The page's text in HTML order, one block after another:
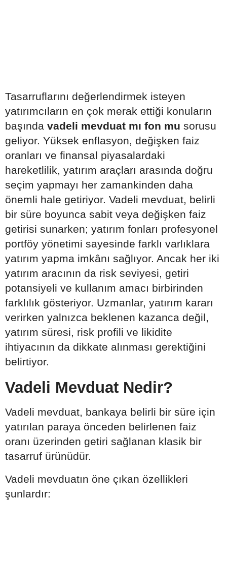
Tasarruflarını değerlendirmek isteyen
yatırımcıların en çok merak ettiği konuların
başında vadeli mevduat mı fon mu sorusu
geliyor. Yüksek enflasyon, değişken faiz
oranları ve finansal piyasalardaki
hareketlilik, yatırım araçları arasında doğru
seçim yapmayı her zamankinden daha
önemli hale getiriyor. Vadeli mevduat, belirli
bir süre boyunca sabit veya değişken faiz
getirisi sunarken; yatırım fonları profesyonel
portföy yönetimi sayesinde farklı varlıklara
yatırım yapma imkânı sağlıyor. Ancak her iki
yatırım aracının da risk seviyesi, getiri
potansiyeli ve kullanım amacı birbirinden
farklılık gösteriyor. Uzmanlar, yatırım kararı
verirken yalnızca beklenen kazanca değil,
yatırım süresi, risk profili ve likidite
ihtiyacının da dikkate alınması gerektiğini
belirtiyor.
Vadeli Mevduat Nedir?
Vadeli mevduat, bankaya belirli bir süre için
yatırılan paraya önceden belirlenen faiz
oranı üzerinden getiri sağlanan klasik bir
tasarruf ürünüdür.
Vadeli mevduatın öne çıkan özellikleri
şunlardır: